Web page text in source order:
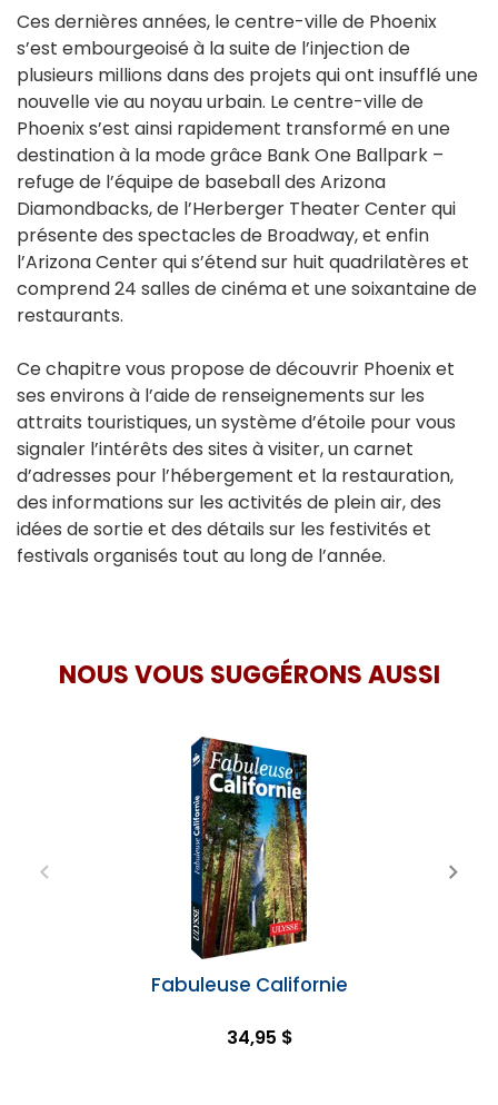
Ces dernières années, le centre-ville de Phoenix
s’est embourgeoisé à la suite de l’injection de
plusieurs millions dans des projets qui ont insufflé une
nouvelle vie au noyau urbain. Le centre-ville de
Phoenix s’est ainsi rapidement transformé en une
destination à la mode grâce Bank One Ballpark –
refuge de l’équipe de baseball des Arizona
Diamondbacks, de l’Herberger Theater Center qui
présente des spectacles de Broadway, et enfin
l’Arizona Center qui s’étend sur huit quadrilatères et
comprend 24 salles de cinéma et une soixantaine de
restaurants.
Ce chapitre vous propose de découvrir Phoenix et
ses environs à l’aide de renseignements sur les
attraits touristiques, un système d’étoile pour vous
signaler l’intérêts des sites à visiter, un carnet
d’adresses pour l’hébergement et la restauration,
des informations sur les activités de plein air, des
idées de sortie et des détails sur les festivités et
festivals organisés tout au long de l’année.
NOUS VOUS SUGGÉRONS AUSSI
Fabuleuse Californie
34,95 $